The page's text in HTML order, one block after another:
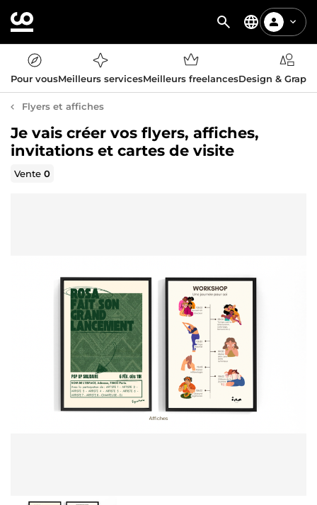
Pour vousMeilleurs servicesMeilleurs freelancesDesign &
Flyers et affiches
Je vais créer vos flyers, affiches,
invitations et cartes de visite
Vente0